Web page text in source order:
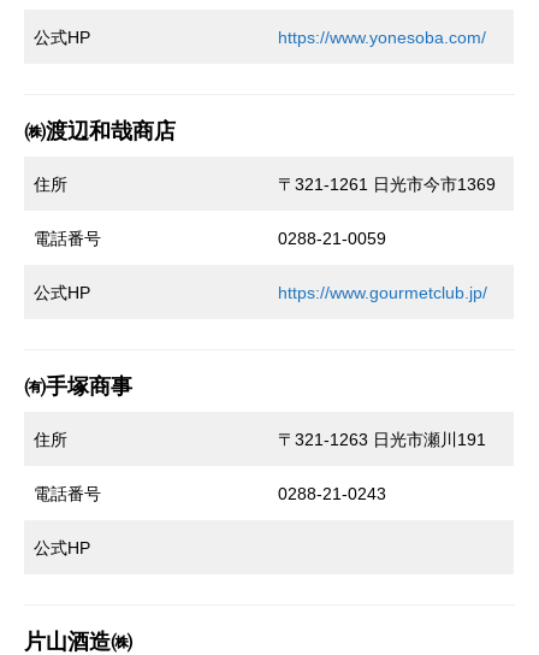
公式HP https://www.yonesoba.com/
㈱渡辺和哉商店
住所 〒321-1261 日光市今市1369
電話番号 0288-21-0059
公式HP https://www.gourmetclub.jp/
㈲手塚商事
住所 〒321-1263 日光市瀬川191
電話番号 0288-21-0243
公式HP
片山酒造㈱